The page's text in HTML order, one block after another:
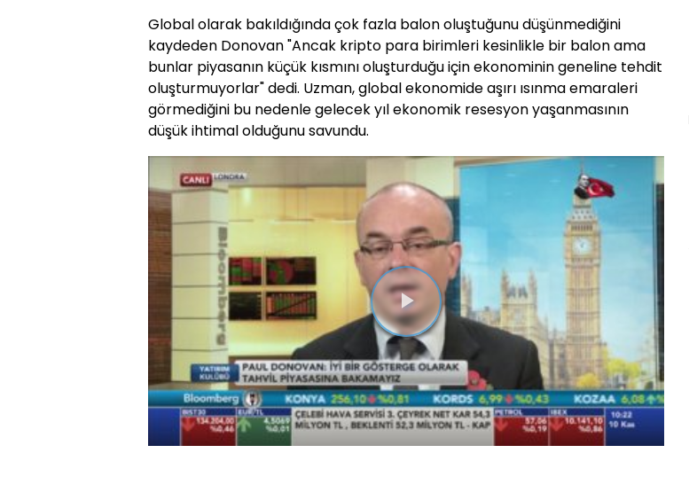
Global olarak bakıldığında çok fazla balon oluştuğunu düşünmediğini
kaydeden Donovan "Ancak kripto para birimleri kesinlikle bir balon ama
bunlar piyasanın küçük kısmını oluşturduğu için ekonominin geneline tehdit
oluşturmuyorlar" dedi. Uzman, global ekonomide aşırı ısınma emaraleri
görmediğini bu nedenle gelecek yıl ekonomik resesyon yaşanmasının
düşük ihtimal olduğunu savundu.
Videoyu
Oynat